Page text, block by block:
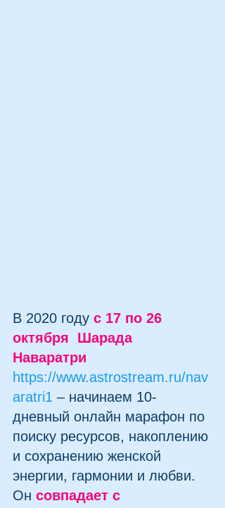
В 2020 году с 17 по 26
октября  Шарада
Наваратри
https://www.astrostream.ru/nav
aratri1 – начинаем 10-
дневный онлайн марафон по
поиску ресурсов, накоплению
и сохранению женской
энергии, гармонии и любви.
Он совпадает с